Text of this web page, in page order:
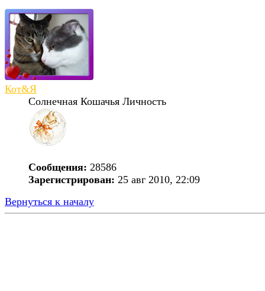
Кот&Я
Солнечная Кошачья Личность
Сообщения: 28586
Зарегистрирован: 25 авг 2010, 22:09
Вернуться к началу